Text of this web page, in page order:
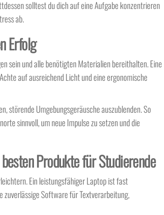
solltest du dich auf eine Aufgabe konzentrieren
ab.
Erfolg
sein und alle benötigten Materialien bereithalten. Eine
auf ausreichend Licht und eine ergonomische
störende Umgebungsgeräusche auszublenden. So
sinnvoll, um neue Impulse zu setzen und die
Produkte für Studierende
Ein leistungsfähiger Laptop ist fast
zuverlässige Software für Textverarbeitung,